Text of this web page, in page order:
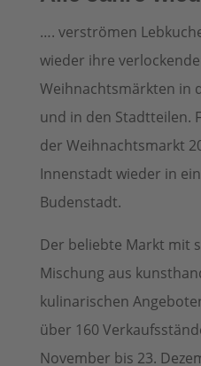
…. verströmen
wieder ihre
Weihnachtsmärkten in
und in den Stadtteilen.
der Weihnachtsmarkt
Innenstadt wieder in
Budenstadt.
Der beliebte Markt mit
Mischung aus
kulinarischen
über 160
November bis 23.